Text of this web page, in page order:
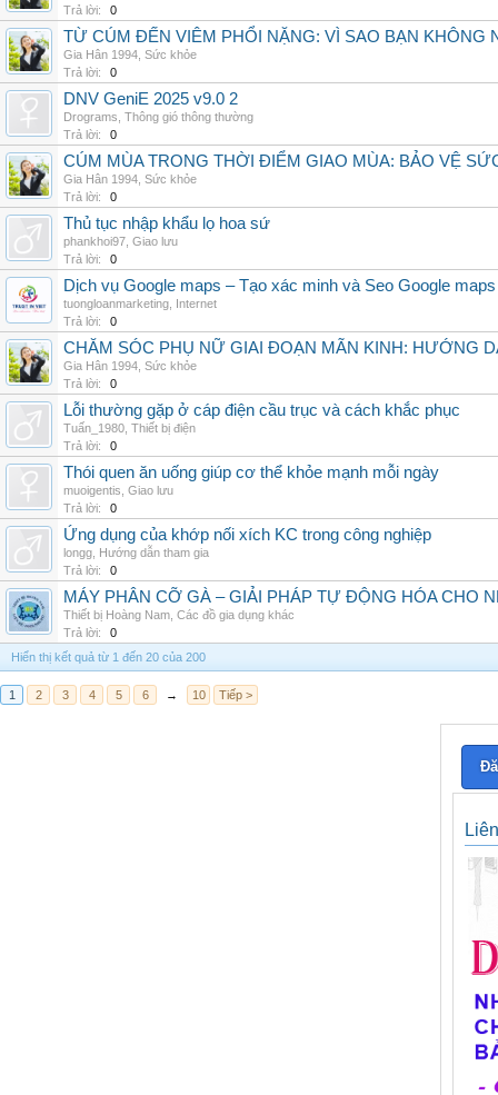
Trả lời:
0
TỪ CÚM ĐẾN VIÊM PHỔI NẶNG: VÌ SAO BẠN KHÔNG
Gia Hân 1994 Sức khỏe
Trả lời:
0
DNV GeniE 2025 v9.0 2
Drograms Thông gió thông thường
Trả lời:
0
CÚM MÙA TRONG THỜI ĐIỂM GIAO MÙA: BẢO VỆ
Gia Hân 1994 Sức khỏe
Trả lời:
0
Thủ tục nhập khẩu lọ hoa sứ
phankhoi97 Giao lưu
Trả lời:
0
Dịch vụ Google maps – Tạo xác minh và Seo Google
tuongloanmarketing Internet
Trả lời:
0
CHĂM SÓC PHỤ NỮ GIAI ĐOẠN MÃN KINH: HƯỚNG
Gia Hân 1994 Sức khỏe
Trả lời:
0
Lỗi thường gặp ở cáp điện cầu trục và cách khắc phục
Tuấn_1980 Thiết bị điện
Trả lời:
0
Thói quen ăn uống giúp cơ thể khỏe mạnh mỗi ngày
muoigentis Giao lưu
Trả lời:
0
Ứng dụng của khớp nối xích KC trong công nghiệp
longg Hướng dẫn tham gia
Trả lời:
0
MÁY PHÂN CỠ GÀ – GIẢI PHÁP TỰ ĐỘNG HÓA CHO
Thiết bị Hoàng Nam Các đồ gia dụng khác
Trả lời:
0
Hiển thị kết quả từ 1 đến 20 của 200
1 2 3 4 5 6 → 10 Tiếp >